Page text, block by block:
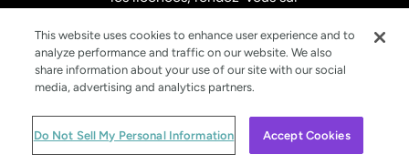
© WorldRemit 2024
This website uses cookies to enhance user experience and to
analyze performance and traffic on our website. We also
share information about your use of our site with our social
media, advertising and analytics partners.
Do Not Sell My Personal Information Accept Cookies